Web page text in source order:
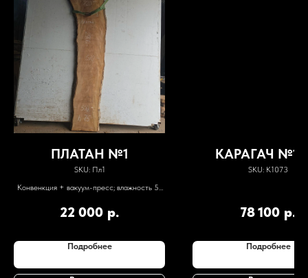
ПЛАТАН №1
SKU: Пл1
Конвенкция + вакуум-пресс; влажность 5-
22 000 р.
Подробнее
КАРАГАЧ
SKU: К1073
78 100 р.
Подробнее